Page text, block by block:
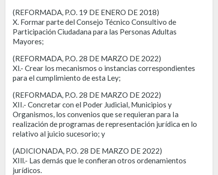
(REFORMADA, P.O. 19 DE ENERO DE 2018)
X. Formar parte del Consejo Técnico Consultivo de
Participación Ciudadana para las Personas Adultas
Mayores;
(REFORMADA, P.O. 28 DE MARZO DE 2022)
Xl.- Crear los mecanismos o instancias correspondientes
para el cumplimiento de esta Ley;
(REFORMADA, P.O. 28 DE MARZO DE 2022)
XII.- Concretar con el Poder Judicial, Municipios y
Organismos, los convenios que se requieran para Ia
realización de programas de representación jurídica en lo
relativo al juicio sucesorio; y
(ADICIONADA, P.O. 28 DE MARZO DE 2022)
XIll.- Las demás que le confieran otros ordenamientos
jurídicos.